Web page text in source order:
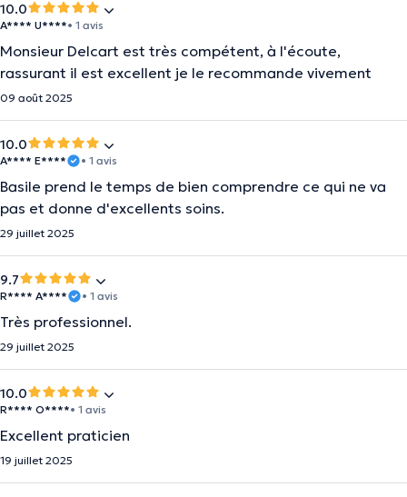
10.0
A**** U****• 1 avis
Monsieur Delcart est très compétent, à l'écoute,
rassurant il est excellent je le recommande vivement
09 août 2025
10.0
A**** E**** • 1 avis
Basile prend le temps de bien comprendre ce qui ne va
pas et donne d'excellents soins.
29 juillet 2025
9.7
R**** A**** • 1 avis
Très professionnel.
29 juillet 2025
10.0
R**** O****• 1 avis
Excellent praticien
19 juillet 2025